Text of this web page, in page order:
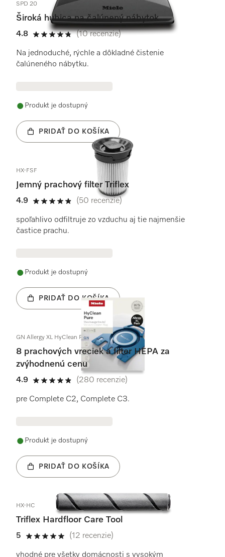
SPD 20
Široká hubica na čalúnený nábytok
4.8
4.8 / 5
(10 recenzie)
Na jednoduché, rýchle a dôkladné čistenie
čalúneného nábytku.
Produkt je dostupný
PRIDAŤ DO KOŠÍKA
HX-FSF
Jemný prachový filter Triflex
4.9
4.9 / 5
(50 recenzie)
spoľahlivo odfiltruje zo vzduchu aj tie najmenšie
častice prachu.
Produkt je dostupný
PRIDAŤ DO KOŠÍKA
GN Allergy XL HyClean Pure
8 prachových vreciek a filter HEPA za
zvýhodnenú cenu
4.9
4.9 / 5
(280 recenzie)
pre Complete C2, Complete C3.
Produkt je dostupný
PRIDAŤ DO KOŠÍKA
HX-HC
Triflex Hardfloor Care Tool
5
5 / 5
(12 recenzie)
vhodné pre všetky domácnosti s vysokým